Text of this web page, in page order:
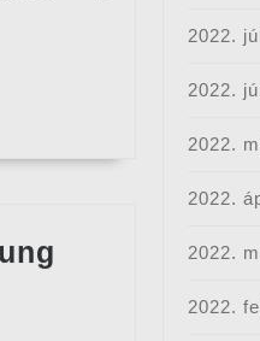
2022.
2022.
2022.
2022.
2022.
2022.